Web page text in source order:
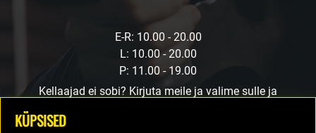
E-R: 10.00 - 20.00
L: 10.00 - 20.00
P: 11.00 - 19.00
Kellaajad ei sobi? Kirjuta meile ja valime sulle ja
KÜPSISED